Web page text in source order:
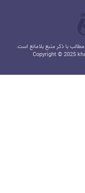
با ذکر منبع بلامانع است.
Copyright © 2025